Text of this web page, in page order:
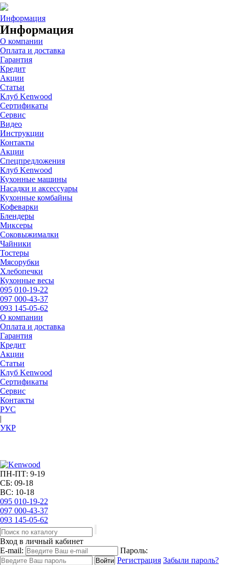
Информация
Информация
О компании
Оплата и доставка
Гарантия
Кредит
Акции
Статьи
Клуб Kenwood
Сертификаты
Сервис
Видео
Инструкции
Контакты
Акции
Спецпредложения
Клуб Kenwood
Кухонные машины
Насадки и аксессуары
Кухонные комбайны
Кофеварки
Блендеры
Миксеры
Соковыжималки
Чайники
Тостеры
Мясорубки
Хлебопечки
Кухонные весы
095 010-19-22
097 000-43-37
093 145-05-62
О компании
Оплата и доставка
Гарантия
Кредит
Акции
Статьи
Клуб Kenwood
Сертификаты
Сервис
Контакты
РУC
|
УКР
ПН-ПТ: 9-19
СБ: 09-18
ВС: 10-18
095 010-19-22
097 000-43-37
093 145-05-62
Вход в личный кабинет
E-mail:
Пароль:
Регистрация Забыли пароль?